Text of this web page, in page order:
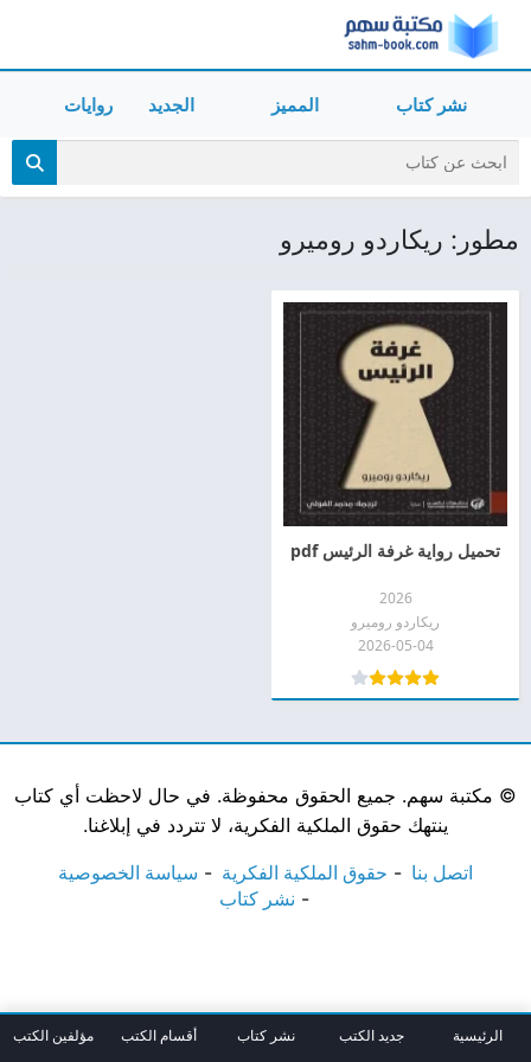
نشر كتاب المميز الجديد روايات
مطور: ريكاردو روميرو
تحميل رواية غرفة الرئيس pdf
2026
ريكاردو روميرو
2026-05-04
© مكتبة سهم. جميع الحقوق محفوظة. في حال لاحظت أي كتاب
ينتهك حقوق الملكية الفكرية، لا تتردد في إبلاغنا.
اتصل بنا حقوق الملكية الفكرية
سياسة الخصوصية
نشر كتاب
الرئيسية جديد الكتب نشر كتاب أقسام الكتب مؤلفين الكتب